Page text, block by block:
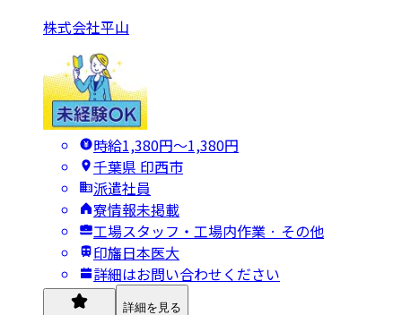
株式会社平山
時給1,380円〜1,380円
千葉県 印西市
派遣社員
寮情報未掲載
工場スタッフ・工場内作業 · その他
印旛日本医大
詳細はお問い合わせください
詳細を見る